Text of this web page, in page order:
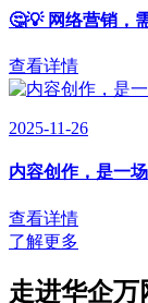
🤔💡 网络营销，
查看详情
2025-11-26
内容创作，是一
查看详情
了解更多
走进华企万